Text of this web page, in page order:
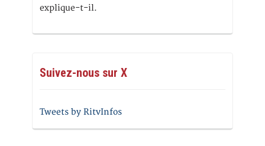
explique-t-il.
Suivez-nous sur X
Tweets by RitvInfos